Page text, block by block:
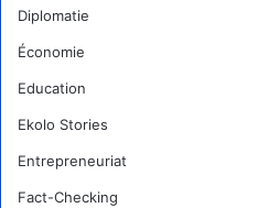
Diplomatie
Économie
Education
Ekolo Stories
Entrepreneuriat
Fact-Checking